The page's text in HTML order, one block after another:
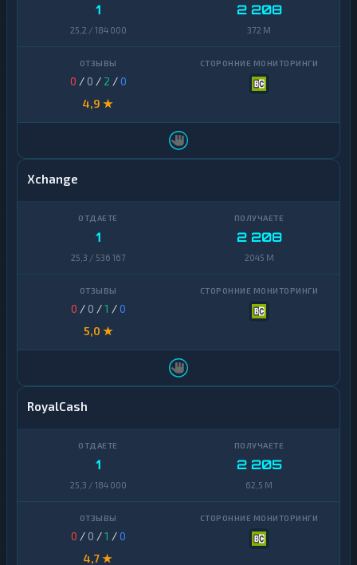
1
25,2 / 184 000
2 208
372 M
0 / 0 / 2 /0
4,9 ★
Xchange
1
25,3 / 536 167
2 208
2045 M
0 / 0 /1 /0
5,0 ★
RoyalCash
1
25,3 / 184 000
2 205
62,5 M
0 / 0 /1 /0
4,7 ★